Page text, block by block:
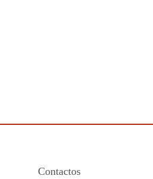
Contactos